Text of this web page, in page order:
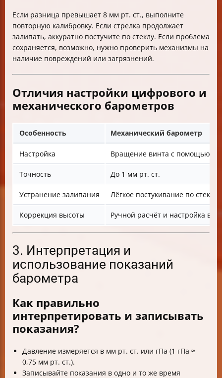
Если разница превышает 8 мм рт. ст., выполните
повторную калибровку. Если стрелка продолжает
залипать, аккуратно постучите по стеклу. Если проблема
сохраняется, возможно, нужно проверить механизмы на
наличие повреждений или загрязнений.
Отличия настройки цифрового и
механического барометров
Особенность Механический барометр
Настройка Вращение винта с помощью
Точность До 1 мм рт. ст.
Устранение залипания Лёгкое постукивание по стеклу
Коррекция высоты Ручной расчёт и настройка
3. Интерпретация и
использование показаний
барометра
Как правильно
интерпретировать и записывать
показания?
Давление измеряется в мм рт. ст. или гПа (1 гПа ≈
0,75 мм рт. ст.).
Записывайте показания в одно и то же время